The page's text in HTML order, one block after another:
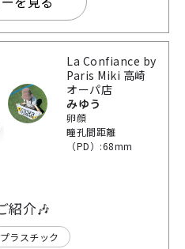
La Confiance by
Paris Miki 高崎
オーパ店
みゆう
卵顔
瞳孔間距離
（PD）:68mm
紹介🎶
プラスチック